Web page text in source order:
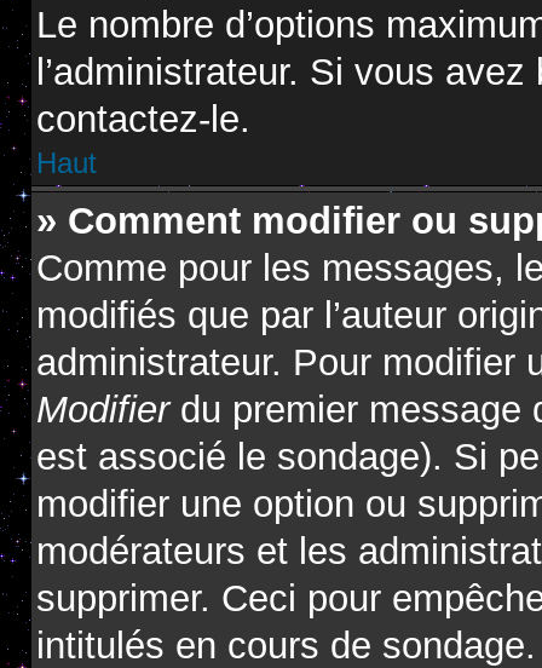
Le nombre d’options
l’administrateur. Si vous
contactez-le.
Haut
» Comment modifier ou
Comme pour les messages,
modifiés que par l’auteur
administrateur. Pour modifier
Modifierdu premier message
est associé le sondage). Si
modifier une option ou
modérateurs et les
supprimer. Ceci pour
intitulés en cours de sondage.